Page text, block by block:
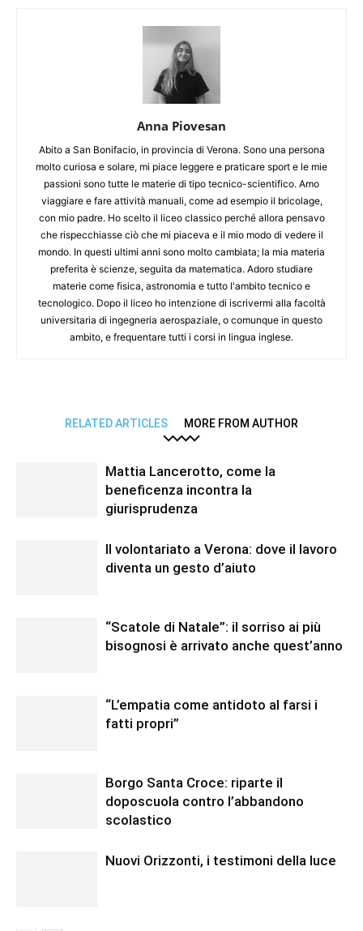
Anna Piovesan
Abito a San Bonifacio, in provincia di Verona. Sono una persona
molto curiosa e solare, mi piace leggere e praticare sport e le mie
passioni sono tutte le materie di tipo tecnico-scientifico. Amo
viaggiare e fare attività manuali, come ad esempio il bricolage,
con mio padre. Ho scelto il liceo classico perché allora pensavo
che rispecchiasse ciò che mi piaceva e il mio modo di vedere il
mondo. In questi ultimi anni sono molto cambiata; la mia materia
preferita è scienze, seguita da matematica. Adoro studiare
materie come fisica, astronomia e tutto l'ambito tecnico e
tecnologico. Dopo il liceo ho intenzione di iscrivermi alla facoltà
universitaria di ingegneria aerospaziale, o comunque in questo
ambito, e frequentare tutti i corsi in lingua inglese.
RELATED ARTICLES MORE FROM AUTHOR
Mattia Lancerotto, come la
beneficenza incontra la
giurisprudenza
Il volontariato a Verona: dove il lavoro
diventa un gesto d’aiuto
“Scatole di Natale”: il sorriso ai più
bisognosi è arrivato anche quest’anno
“L’empatia come antidoto al farsi i
fatti propri”
Borgo Santa Croce: riparte il
doposcuola contro l’abbandono
scolastico
Nuovi Orizzonti, i testimoni della luce